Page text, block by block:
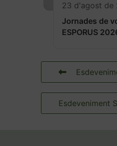
23 d'agost de
Jornades de
ESPORUS
Esdeveniment